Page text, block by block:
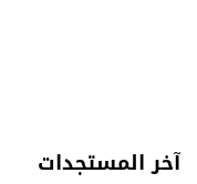
آخر المستجدات